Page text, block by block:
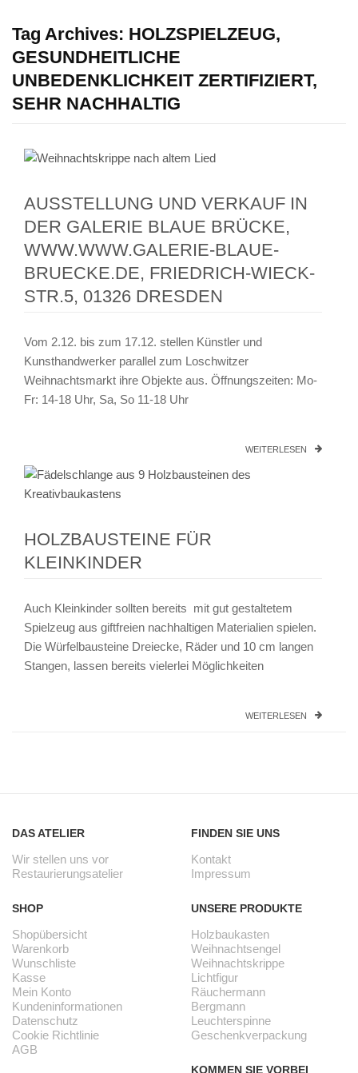
Tag Archives: HOLZSPIELZEUG,
GESUNDHEITLICHE
UNBEDENKLICHKEIT ZERTIFIZIERT,
SEHR NACHHALTIG
AUSSTELLUNG UND VERKAUF IN
DER GALERIE BLAUE BRÜCKE,
WWW.WWW.GALERIE-BLAUE-
BRUECKE.DE, FRIEDRICH-WIECK-
STR.5, 01326 DRESDEN
Vom 2.12. bis zum 17.12. stellen Künstler und
Kunsthandwerker parallel zum Loschwitzer
Weihnachtsmarkt ihre Objekte aus. Öffnungszeiten: Mo-
Fr: 14-18 Uhr, Sa, So 11-18 Uhr
WEITERLESEN
HOLZBAUSTEINE FÜR
KLEINKINDER
Auch Kleinkinder sollten bereits mit gut gestaltetem
Spielzeug aus giftfreien nachhaltigen Materialien spielen.
Die Würfelbausteine Dreiecke, Räder und 10 cm langen
Stangen, lassen bereits vielerlei Möglichkeiten
WEITERLESEN
DAS ATELIER
Wir stellen uns vor
Restaurierungsatelier
SHOP
Shopübersicht
Warenkorb
Wunschliste
Kasse
Mein Konto
Kundeninformationen
Datenschutz
Cookie Richtlinie
AGB
FINDEN SIE UNS
Kontakt
Impressum
UNSERE PRODUKTE
Holzbaukasten
Weihnachtsengel
Weihnachtskrippe
Lichtfigur
Räuchermann
Bergmann
Leuchterspinne
Geschenkverpackung
KOMMEN SIE VORBEI